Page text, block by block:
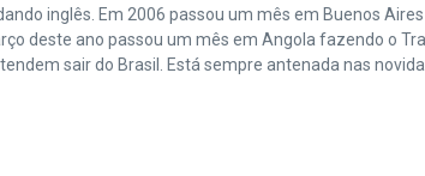
inglês. Em 2006 passou um mês em Buenos
deste ano passou um mês em Angola fazendo o
sair do Brasil. Está sempre antenada nas